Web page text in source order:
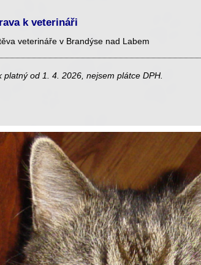
k veterináři
veterináře v Brandýse nad Labem
platný od 1. 4. 2026, nejsem plátce DPH.